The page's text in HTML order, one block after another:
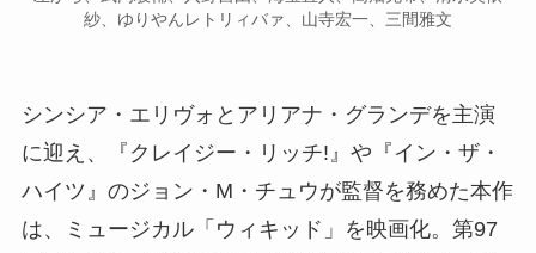
紗、ゆりやんレトリィバァ、山寺宏一、三間雅文
シンシア・エリヴォとアリアナ・グランデを主演
に迎え、『クレイジー・リッチ!』や『イン・ザ・
ハイツ』のジョン・M・チュウが監督を務めた本作
は、ミュージカル「ウィキッド」を映画化。第97